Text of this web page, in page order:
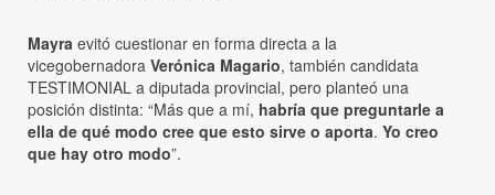
Mayra evitó cuestionar en forma directa a la
vicegobernadora Verónica Magario, también candidata
TESTIMONIAL a diputada provincial, pero planteó una
posición distinta: “Más que a mí, habría que preguntarle a
ella de qué modo cree que esto sirve o aporta. Yo creo
que hay otro modo”.